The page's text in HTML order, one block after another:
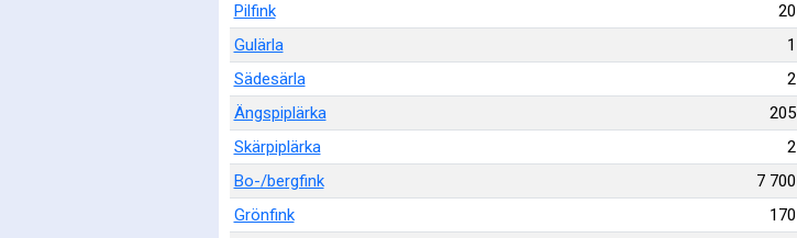
Pilfink
20
Gulärla
1
Sädesärla
2
Ängspiplärka
205
Skärpiplärka
2
Bo-/bergfink
7 700
Grönfink
170